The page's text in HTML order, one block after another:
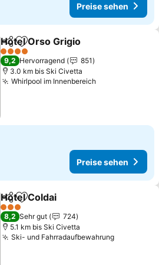
Preise sehen
TeilenZu Favoriten hinzufügen
Hotel Orso Grigio
4 Sterne
9,2 Hervorragend
851
3.0 km bis Ski Civetta
Whirlpool im InnenbereichPreise sehen
Preise sehen
TeilenZu Favoriten hinzufügen
Hotel Coldai
3 Sterne
8,2 Sehr gut
724
5.1 km bis Ski Civetta
Ski- und FahrradaufbewahrungPreise